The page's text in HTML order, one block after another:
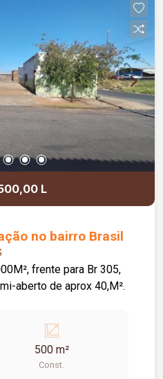
L
no bairro Brasil
frente para Br 305,
aberto de aprox 40,M².
500 m²
Const.